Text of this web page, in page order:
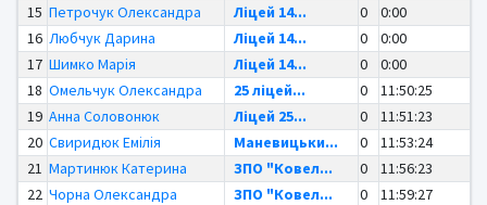
15 Петрочук Олександра Ліцей 14... 0
0:00
16 Любчук Дарина Ліцей 14... 0
0:00
17 Шимко Марія Ліцей 14... 0
0:00
18 Омельчук Олександра 25 ліцей... 0
11:50:25
19 Анна Соловонюк Ліцей 25... 0
11:51:23
20 Свиридюк Емілія Маневицьки... 0
11:53:24
21 Мартинюк Катерина ЗПО "Ковел... 0
11:56:23
22 Чорна Олександра ЗПО "Ковел... 0
11:59:27